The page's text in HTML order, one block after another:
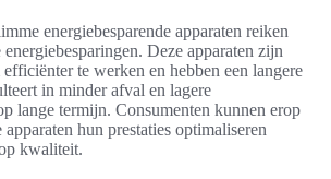
energiebesparende apparaten reiken
Deze apparaten zijn
te werken en hebben een langere
in minder afval en lagere
lange termijn. Consumenten kunnen erop
hun prestaties optimaliseren
kwaliteit.